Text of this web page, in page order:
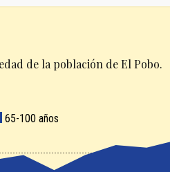
de la población de El Pobo.
65-100 años